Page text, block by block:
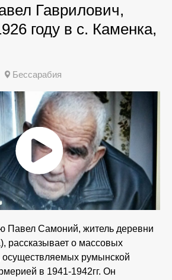
Гаврилович,
году в с. Каменка,
Бессарабия
Павел Самоний, житель деревни
рассказывает о массовых
осуществляемых румынской
в 1941-1942гг. Он